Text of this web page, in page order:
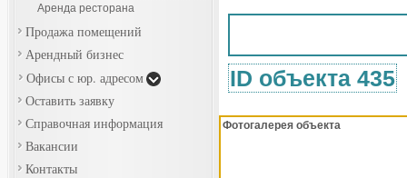
Аренда ресторана
Продажа помещений
Арендный бизнес
Офисы с юр. адресом
Оставить заявку
Справочная информация
Вакансии
Контакты
ID объекта 435
Фотогалерея объекта